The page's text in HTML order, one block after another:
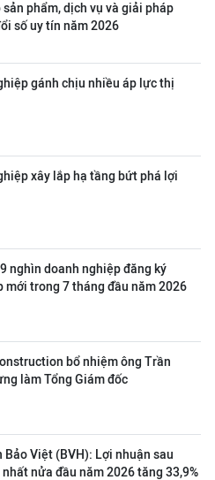
sản phẩm, dịch vụ và giải pháp
số uy tín năm 2026
gánh chịu nhiều áp lực thị
xây lắp hạ tầng bứt phá lợi
nghìn doanh nghiệp đăng ký
mới trong 7 tháng đầu năm 2026
bổ nhiệm ông Trần
làm Tổng Giám đốc
Bảo Việt (BVH): Lợi nhuận sau
nửa đầu năm 2026 tăng 33,9%